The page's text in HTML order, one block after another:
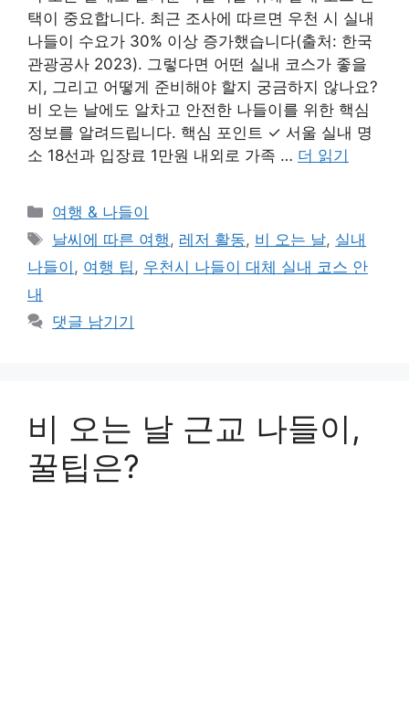
택이 중요합니다. 최근 조사에 따르면 우천 시 실내
나들이 수요가 30% 이상 증가했습니다(출처: 한국
관광공사 2023). 그렇다면 어떤 실내 코스가 좋을
지, 그리고 어떻게 준비해야 할지 궁금하지 않나요?
비 오는 날에도 알차고 안전한 나들이를 위한 핵심
정보를 알려드립니다. 핵심 포인트 ✓ 서울 실내 명
소 18선과 입장료 1만원 내외로 가족 … 더 읽기
카
테
리
여행 & 나들이
태
그
날씨에 따른 여행 , 레저 활동, 비 오는 날, 실내
나들이 , 여행 팁 , 우천시 나들이 대체 실내 코스 안
내
댓글 남기기
비 오는 날 근교 나들이,
꿀팁은?